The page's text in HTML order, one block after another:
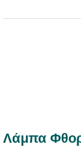
Λάμπα